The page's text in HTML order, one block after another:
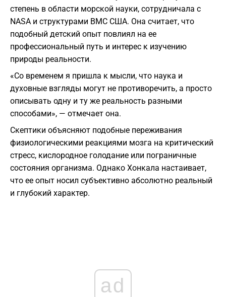
степень в области морской науки, сотрудничала с
NASA и структурами ВМС США. Она считает, что
подобный детский опыт повлиял на ее
профессиональный путь и интерес к изучению
природы реальности.
«Со временем я пришла к мысли, что наука и
духовные взгляды могут не противоречить, а просто
описывать одну и ту же реальность разными
способами», — отмечает она.
Скептики объясняют подобные переживания
физиологическими реакциями мозга на критический
стресс, кислородное голодание или пограничные
состояния организма. Однако Хонкала настаивает,
что ее опыт носил субъективно абсолютно реальный
и глубокий характер.
ad